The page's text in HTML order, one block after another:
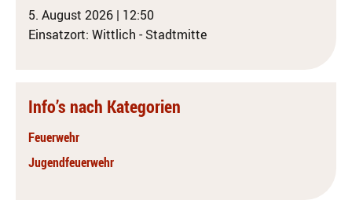
5. August 2026 | 12:50
Einsatzort: Wittlich - Stadtmitte
Info’s nach Kategorien
Feuerwehr
Jugendfeuerwehr